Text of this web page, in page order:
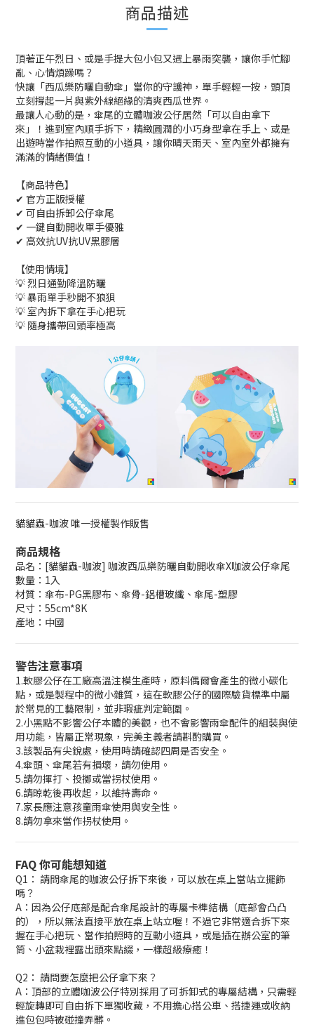
商品描述
頂著正午烈日、或是手提大包小包又遇上暴雨突襲，讓你手忙腳
亂、心情煩躁嗎？
快讓「西瓜樂防曬自動傘」當你的守護神，單手輕輕一按，頭頂
立刻撐起一片與紫外線絕緣的清爽西瓜世界。
最讓人心動的是，傘尾的立體咖波公仔居然「可以自由拿下
來」！進到室內順手拆下，精緻圓潤的小巧身型拿在手上、或是
出遊時當作拍照互動的小道具，讓你晴天雨天、室內室外都擁有
滿滿的情緒價值！
【商品特色】
✔ 官方正版授權
✔ 可自由拆卸公仔傘尾
✔ 一鍵自動開收單手優雅
✔ 高效抗UV抗UV黑膠層
【使用情境】
💡 烈日通勤降溫防曬
💡 暴雨單手秒開不狼狽
💡 室內拆下拿在手心把玩
💡 隨身攜帶回頭率極高
貓貓蟲-咖波 唯一授權製作販售
商品規格
品名：[貓貓蟲-咖波] 咖波西瓜樂防曬自動開收傘X咖波公仔傘尾
數量：1入
材質：傘布-PG黑膠布、傘骨-鋁槽玻纖、傘尾-塑膠
尺寸：55cm*8K
產地：中國
警告注意事項
1.軟膠公仔在工廠高溫注模生產時，原料偶爾會產生的微小碳化
點，或是製程中的微小雜質，這在軟膠公仔的國際驗貨標準中屬
於常見的工藝限制，並非瑕疵判定範圍。
2.小黑點不影響公仔本體的美觀，也不會影響雨傘配件的組裝與使
用功能，皆屬正常現象，完美主義者請斟酌購買。
3.該製品有尖銳處，使用時請確認四周是否安全。
4.傘頭、傘尾若有損壞，請勿使用。
5.請勿揮打、投擲或當拐杖使用。
6.請晾乾後再收起，以維持壽命。
7.家長應注意孩童雨傘使用與安全性。
8.請勿拿來當作拐杖使用。
FAQ 你可能想知道
Q1： 請問傘尾的咖波公仔拆下來後，可以放在桌上當站立擺飾
嗎？
A：因為公仔底部是配合傘尾設計的專屬卡榫結構（底部會凸凸
的），所以無法直接平放在桌上站立喔！不過它非常適合拆下來
握在手心把玩、當作拍照時的互動小道具，或是插在辦公室的筆
筒、小盆栽裡露出頭來點綴，一樣超級療癒！
Q2： 請問要怎麼把公仔拿下來？
A：頂部的立體咖波公仔特別採用了可拆卸式的專屬結構，只需輕
輕旋轉即可自由拆下單獨收藏，不用擔心搭公車、搭捷運或收納
進包包時被碰撞弄髒。